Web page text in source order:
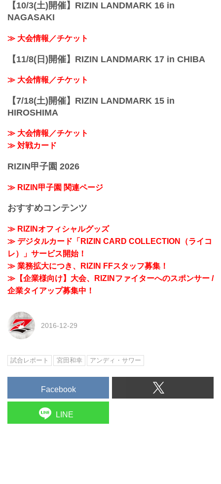
【10/3(土)開催】RIZIN LANDMARK 16 in
NAGASAKI
≫ 大会情報／チケット
【11/8(日)開催】RIZIN LANDMARK 17 in CHIBA
≫ 大会情報／チケット
【7/18(土)開催】RIZIN LANDMARK 15 in
HIROSHIMA
≫ 大会情報／チケット
≫ 対戦カード
RIZIN甲子園 2026
≫ RIZIN甲子園 関連ページ
おすすめコンテンツ
≫ RIZINオフィシャルグッズ
≫ デジタルカード「RIZIN CARD COLLECTION（ライコ
レ）」サービス開始！
≫ 業務拡大につき、RIZIN FFスタッフ募集！
≫【企業様向け】大会、RIZINファイターへのスポンサー /
企業タイアップ募集中！
2016-12-29
試合レポート 宮田和幸 アンディ・サワー
Facebook
LINE